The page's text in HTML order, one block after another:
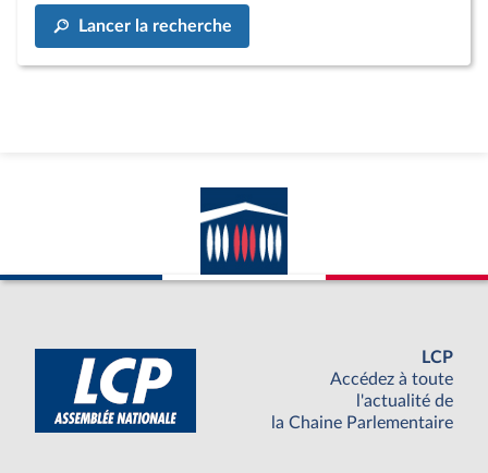
Lancer la recherche
LCP
Accédez à toute
l'actualité de
la Chaine Parlementaire